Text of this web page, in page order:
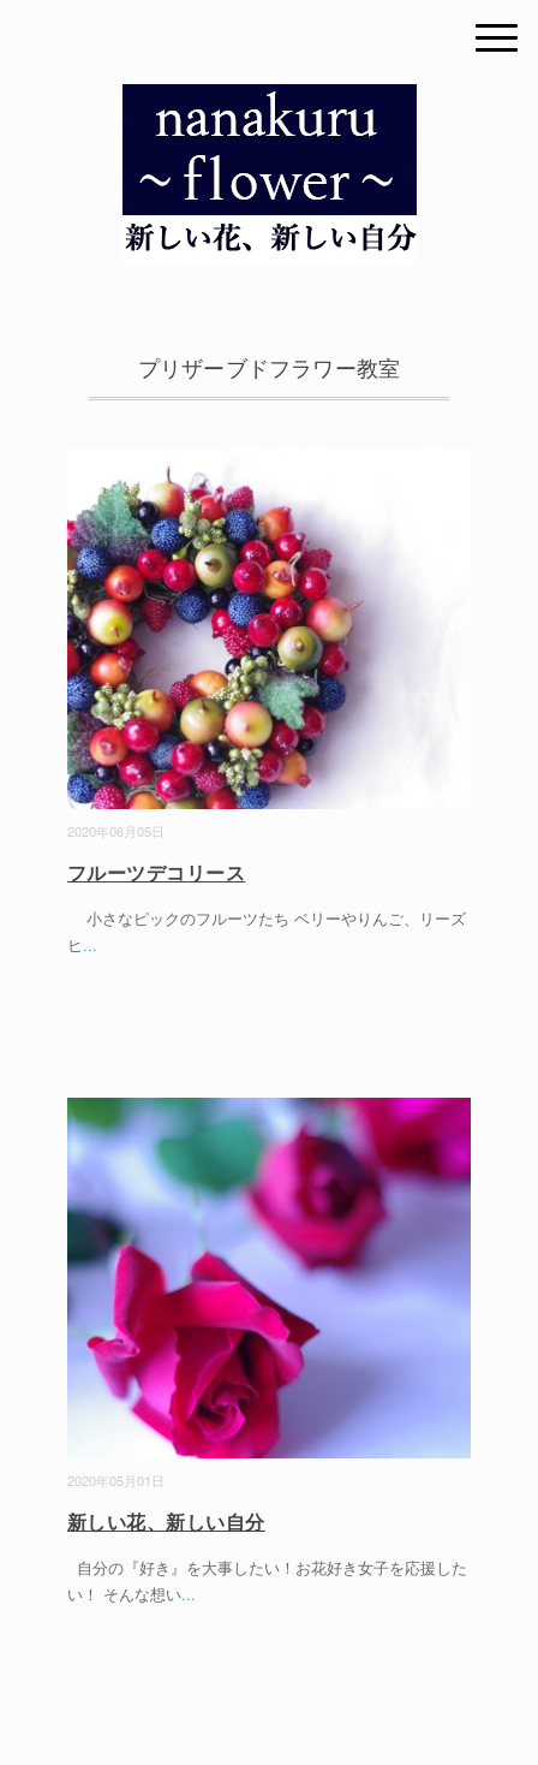
プリザーブドフラワー教室
2020年06月05日
フルーツデコリース
小さなピックのフルーツたち ベリーやりんご、リーズ
ヒ...
2020年05月01日
新しい花、新しい自分
自分の『好き』を大事したい！お花好き女子を応援した
い！ そんな想い...